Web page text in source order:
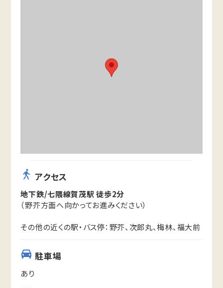
アクセス
地下鉄/七隈線賀茂駅 徒歩2分
（野芥方面へ向かってお進みください）
その他の近くの駅・バス停：野芥、次郎丸、梅林、福大前
駐車場
あり